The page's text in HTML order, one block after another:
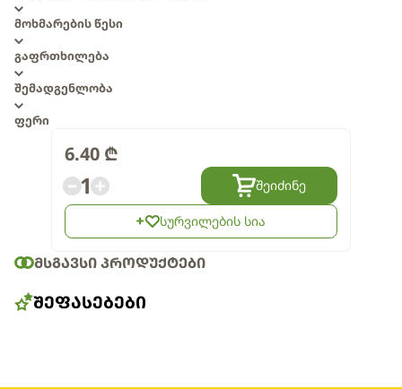
მოხმარების წესი
გაფრთხილება
შემადგენლობა
ფერი
6.40 ₾
1 შეიძინე
სურვილების სია
ᲛᲡᲒᲐᲕᲡᲘ ᲞᲠᲝᲓᲣᲥᲢᲔᲑᲘ
ᲨᲔᲤᲐᲡᲔᲑᲔᲑᲘ